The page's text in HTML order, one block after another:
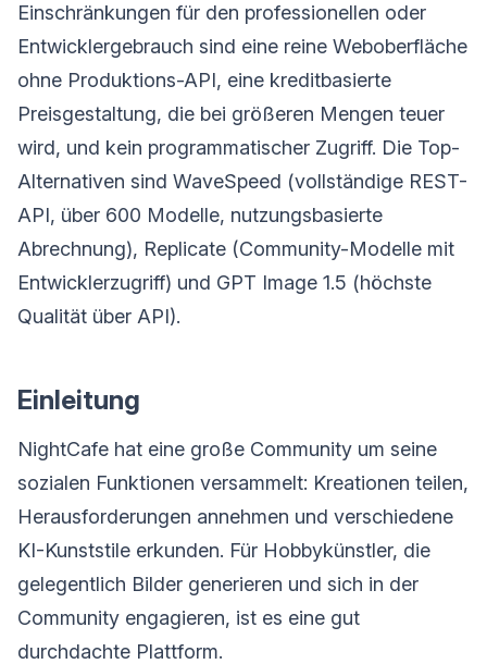
Einschränkungen für den professionellen oder
Entwicklergebrauch sind eine reine Weboberfläche
ohne Produktions-API, eine kreditbasierte
Preisgestaltung, die bei größeren Mengen teuer
wird, und kein programmatischer Zugriff. Die Top-
Alternativen sind WaveSpeed (vollständige REST-
API, über 600 Modelle, nutzungsbasierte
Abrechnung), Replicate (Community-Modelle mit
Entwicklerzugriff) und GPT Image 1.5 (höchste
Qualität über API).
Einleitung
NightCafe hat eine große Community um seine
sozialen Funktionen versammelt: Kreationen teilen,
Herausforderungen annehmen und verschiedene
KI-Kunststile erkunden. Für Hobbykünstler, die
gelegentlich Bilder generieren und sich in der
Community engagieren, ist es eine gut
durchdachte Plattform.